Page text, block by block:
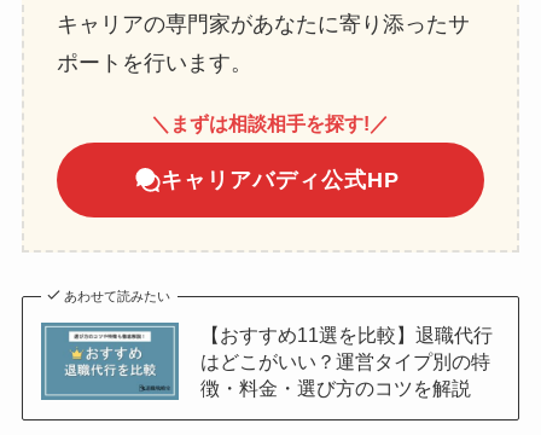
キャリアの専門家があなたに寄り添ったサ
ポートを行います。
＼まずは相談相手を探す!／
キャリアバディ公式HP
あわせて読みたい
【おすすめ11選を比較】退職代行
はどこがいい？運営タイプ別の特
徴・料金・選び方のコツを解説